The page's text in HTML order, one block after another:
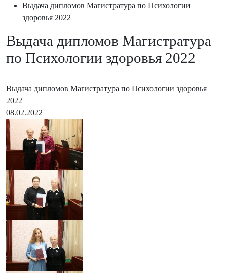
Выдача дипломов Магистратура по Психологии
здоровья 2022
Выдача дипломов Магистратура
по Психологии здоровья 2022
Выдача дипломов Магистратура по Психологии здоровья
2022
08.02.2022